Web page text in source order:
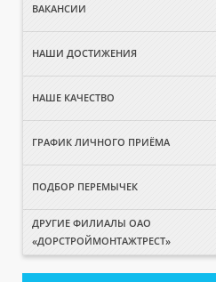
ВАКАНСИИ
НАШИ ДОСТИЖЕНИЯ
НАШЕ КАЧЕСТВО
ГРАФИК ЛИЧНОГО ПРИЁМА
ПОДБОР ПЕРЕМЫЧЕК
ДРУГИЕ ФИЛИАЛЫ ОАО
«ДОРСТРОЙМОНТАЖТРЕСТ»